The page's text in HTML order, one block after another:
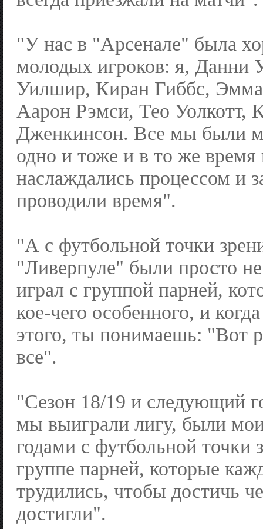
"У нас в "Арсенале" была
молодых игроков: я, Данни
Уилшир, Киран Гиббс,
Аарон Рэмси, Тео Уолкотт,
Дженкинсон. Все мы были
одно и тоже и в то же время
наслаждались процессом и
проводили время".
"А с футбольной точки
"Ливерпуле" были просто
играл с группой парней,
кое-чего особенного, и
этого, ты понимаешь: "Вот
все".
"Сезон 18/19 и следующий
мы выиграли лигу, были
годами с футбольной точки
группе парней, которые
трудились, чтобы достичь
достигли".